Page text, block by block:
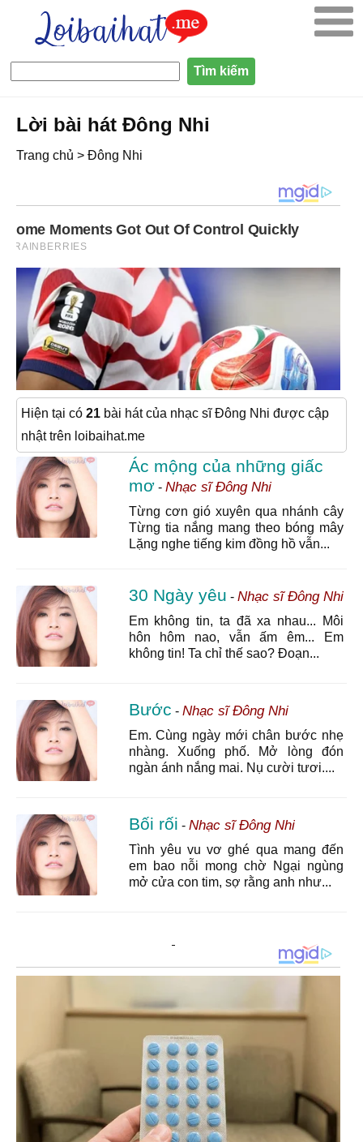
Lời bài hát Đông Nhi
Trang chủ > Đông Nhi
Hiện tại có 21 bài hát của nhạc sĩ Đông Nhi được cập
nhật trên loibaihat.me
Ác mộng của những giấc
mơ- Nhạc sĩ Đông Nhi
Từng cơn gió xuyên qua nhánh cây
Từng tia nắng mang theo bóng mây
Lặng nghe tiếng kim đồng hồ vẫn...
30 Ngày yêu - Nhạc sĩ Đông Nhi
Em không tin, ta đã xa nhau... Môi
hôn hôm nao, vẫn ấm êm... Em
không tin! Ta chỉ thế sao? Đoạn...
Bước - Nhạc sĩ Đông Nhi
Em. Cùng ngày mới chân bước nhẹ
nhàng. Xuống phố. Mở lòng đón
ngàn ánh nắng mai. Nụ cười tươi....
Bối rối - Nhạc sĩ Đông Nhi
Tình yêu vu vơ ghé qua mang đến
em bao nỗi mong chờ Ngại ngùng
mở cửa con tim, sợ rằng anh như...